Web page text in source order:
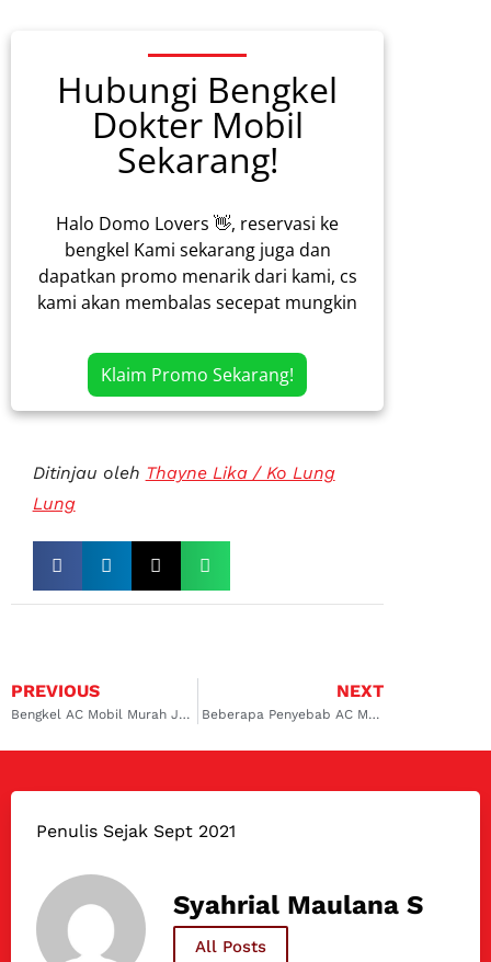
Hubungi Bengkel
Dokter Mobil
Sekarang!
Halo Domo Lovers 👋, reservasi ke
bengkel Kami sekarang juga dan
dapatkan promo menarik dari kami, cs
kami akan membalas secepat mungkin
Klaim Promo Sekarang!
Ditinjau oleh Thayne Lika / Ko Lung
Lung
PREVIOUS
Bengkel AC Mobil Murah Jakarta yang Tepercaya
NEXT
Beberapa Penyebab AC Mobil Hidup Mati
Penulis Sejak Sept 2021
Syahrial Maulana S
All Posts